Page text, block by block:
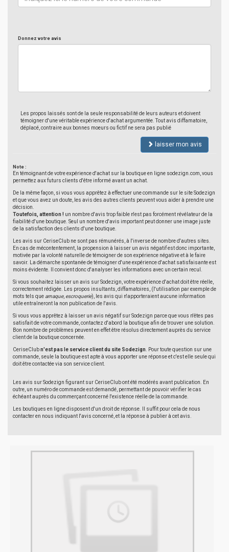
Donnez votre avis
Les propos laissés sont de la seule responsabilité de leurs auteurs et doivent
témoigner d'une véritable expérience d'achat argumentée. Tout avis diffamatoire,
déplacé, contraire aux bonnes moeurs ou fictif ne sera pas publié
laisser mon avis
Note :
En témoignant de votre expérience d'achat sur la boutique en ligne sodezign.com, vous
permettez aux futurs clients d'être informé avant un achat.
De la même façon, si vous vous apprêtez à effectuer une commande sur le site Sodezign
et que vous avez un doute, les avis des autres clients peuvent vous aider à prendre une
décision.
Toutefois, attention ! un nombre d'avis trop faible n'est pas forcément révélateur de la
fiabilité d'une boutique. Seul un nombre d'avis important peut donner une image juste
de la satisfaction des clients d'une boutique.
Les avis sur CeriseClub ne sont pas rémunérés, à l'inverse de nombre d'autres sites.
En cas de mécontentement, la propension à laisser un avis négatif est donc importante,
motivée par la volonté naturelle de témoigner de son expérience négative et à le faire
savoir. La démarche spontanée de témoigner d'une expérience d'achat satisfaisante est
moins évidente. Il convient donc d'analyser les informations avec un certain recul.
Si vous souhaitez laisser un avis sur Sodezign, votre expérience d'achat doit être réelle,
correctement rédigée. Les propos insultants, diffamatoires, (l'utilisation par exemple de
mots tels que arnaque, escroquerie), les avis qui n'apporteraient aucune information
utile entraîneront la non publication de l'avis.
Si vous vous apprêtez à laisser un avis négatif sur Sodezign parce que vous n'êtes pas
satisfait de votre commande, contactez d'abord la boutique afin de trouver une solution.
Bon nombre de problèmes peuvent en effet être résolus directement auprès du service
client de la boutique concernée.
CeriseClubn'est pas le service client du site Sodezign . Pour toute question sur une
commande, seule la boutique est apte à vous apporter une réponse et c'est elle seule qui
doit être contactée via son service client.
Les avis sur Sodezign figurant sur CeriseClub ont été modérés avant publication. En
outre, un numéro de commande est demandé, permettant de pouvoir vérifier le cas
échéant auprès du commerçant concerné l'existence réelle de la commande.
Les boutiques en ligne disposent d'un droit de réponse. Il suffit pour cela de nous
contacter en nous indiquant l'avis concerné, et la réponse à publier à cet avis.